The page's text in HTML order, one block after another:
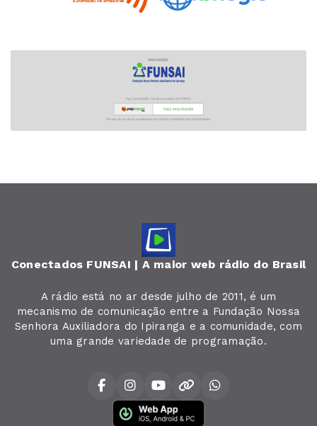
Conectados FUNSAI | A maior web rádio do Brasil
A rádio está no ar desde julho de 2011, é um
mecanismo de comunicação entre a Fundação Nossa
Senhora Auxiliadora do Ipiranga e a comunidade, com
uma grande variedade de programação.